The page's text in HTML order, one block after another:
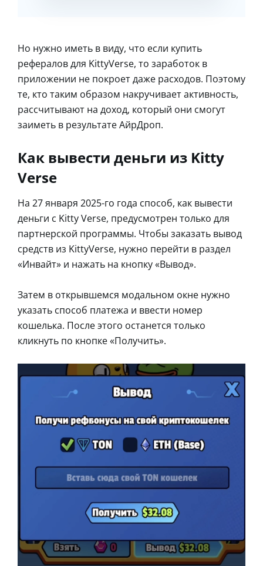
Но нужно иметь в виду, что если купить
рефералов для KittyVerse, то заработок в
приложении не покроет даже расходов. Поэтому
те, кто таким образом накручивает активность,
рассчитывают на доход, который они смогут
заиметь в результате АйрДроп.
Как вывести деньги из Kitty
Verse
На 27 января 2025-го года способ, как вывести
деньги с Kitty Verse, предусмотрен только для
партнерской программы. Чтобы заказать вывод
средств из KittyVerse, нужно перейти в раздел
«Инвайт» и нажать на кнопку «Вывод».
Затем в открывшемся модальном окне нужно
указать способ платежа и ввести номер
кошелька. После этого останется только
кликнуть по кнопке «Получить».